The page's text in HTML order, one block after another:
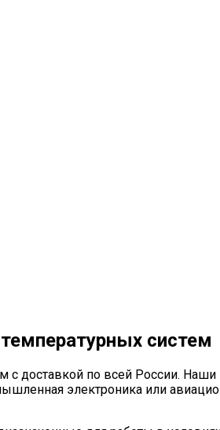
систем
доставкой по всей России.
электроника или